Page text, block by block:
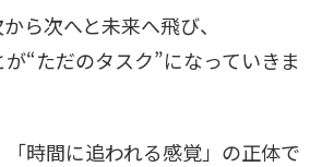
ら次へと未来へ飛び、
“ただのタスク”になっていきま
時間に追われる感覚」の正体で